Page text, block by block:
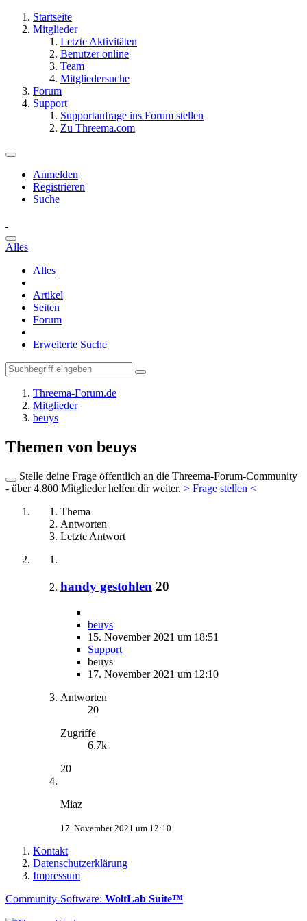
Startseite
Mitglieder
Letzte Aktivitäten
Benutzer online
Team
Mitgliedersuche
Forum
Support
Supportanfrage ins Forum stellen
Zu Threema.com
Anmelden
Registrieren
Suche
Alles
Alles
Artikel
Seiten
Forum
Erweiterte Suche
Threema-Forum.de
Mitglieder
beuys
Themen von beuys
Stelle deine Frage öffentlich an die Threema-Forum-Community
- über 4.800 Mitglieder helfen dir weiter. > Frage stellen <
Thema
Antworten
Letzte Antwort
handy gestohlen 20
beuys
15. November 2021 um 18:51
Support
beuys
17. November 2021 um 12:10
Antworten
20
Zugriffe
6,7k
20
Miaz
17. November 2021 um 12:10
Kontakt
Datenschutzerklärung
Impressum
Community-Software: WoltLab Suite™